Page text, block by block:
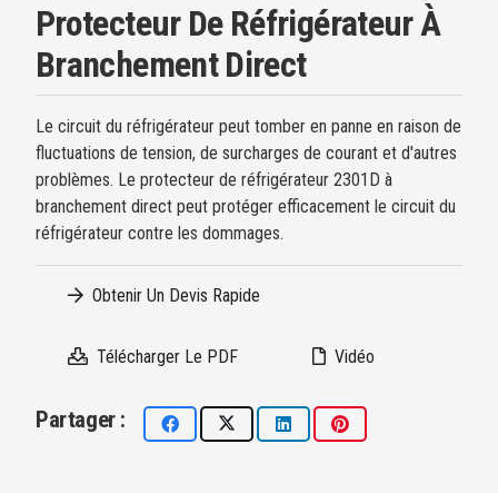
Protecteur De Réfrigérateur À
Branchement Direct
Le circuit du réfrigérateur peut tomber en panne en raison de
fluctuations de tension, de surcharges de courant et d'autres
problèmes. Le protecteur de réfrigérateur 2301D à
branchement direct peut protéger efficacement le circuit du
réfrigérateur contre les dommages.
Obtenir Un Devis Rapide
Télécharger Le PDF Vidéo
Partager :